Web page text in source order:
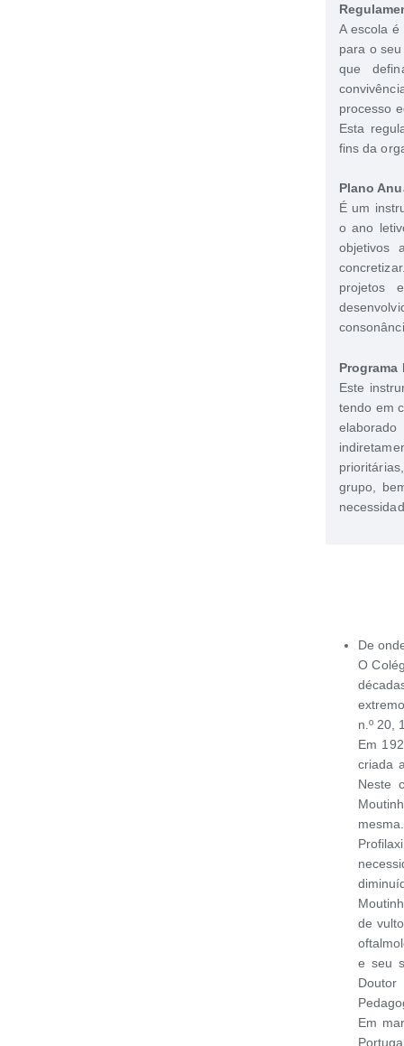
A escola
para o
que
processo
Esta
fins da
Plano
É um
o ano
objetivos
projetos
Programa
Este
tendo em
grupo,
De
O
n.º 20,
Em
criada
Neste
de
e seu
Em